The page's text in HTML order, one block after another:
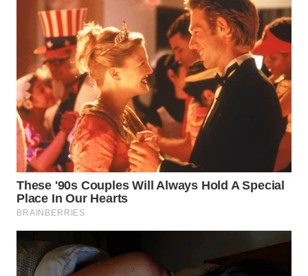
SUMEDANG
WN
CIANJUR
WN
KEPULAUAN
SERIBU
WN
TANGERANG
WN
BINJAI
WN